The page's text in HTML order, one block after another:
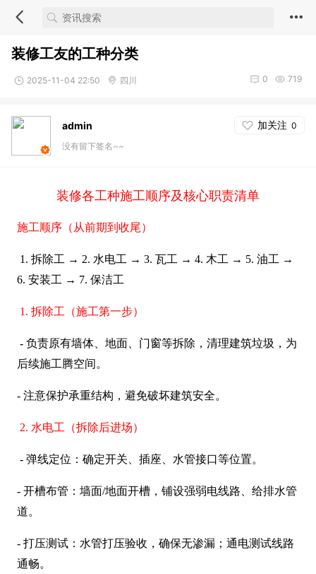
装修工友的工种分类
2025-11-04 22:50 四川 719
0
admin 加关注 0
没有留下签名~~
装修各工种施工顺序及核心职责清单
施工顺序（从前期到收尾）
1. 拆除工 → 2. 水电工 → 3. 瓦工 → 4. 木工 → 5. 油工 →
6. 安装工 → 7. 保洁工
1. 拆除工（施工第一步）
- 负责原有墙体、地面、门窗等拆除，清理建筑垃圾，为
后续施工腾空间。
- 注意保护承重结构，避免破坏建筑安全。
2. 水电工（拆除后进场）
- 弹线定位：确定开关、插座、水管接口等位置。
- 开槽布管：墙面/地面开槽，铺设强弱电线路、给排水管
道。
- 打压测试：水管打压验收，确保无渗漏；通电测试线路
通畅。